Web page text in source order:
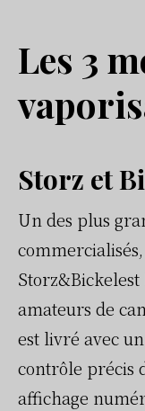
Les 3
Storz et
Un des plus
amateurs de
est livré avec
contrôle précis
affichage